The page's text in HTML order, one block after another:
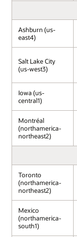
dans
de
données
Google
Cloud.
Les
services
Google
Cloud,
notamment
Developer
Portal,
Compute
Engine,
Kubernetes
Engine
Ashburn (us-
east4)
Salt Lake City
(us-west3)
Iowa (us-
central1)
Montréal
(northamerica-
northeast2)
Toronto
(northamerica-
northeast2)
Mexico
(northamerica-
south1)